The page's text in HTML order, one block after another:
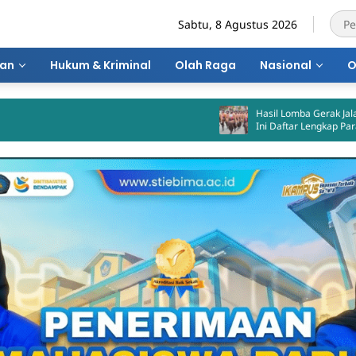
Sabtu, 8 Agustus 2026
Hukum & Kriminal Olah Raga Nasional
Hasil Lomba Gerak Jalan Kota Bima Keluar!
Ini Daftar Lengkap Para Juara